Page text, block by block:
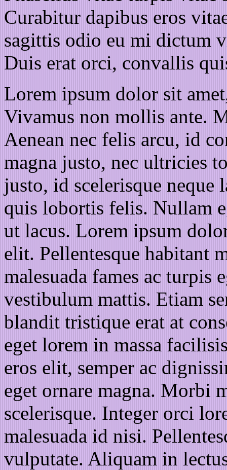
Curabitur dapibus eros
sagittis odio eu mi dictum
Duis erat orci, convallis
Lorem ipsum dolor sit
Vivamus non mollis ante.
Aenean nec felis arcu, id
magna justo, nec ultricies
justo, id scelerisque neque
quis lobortis felis. Nullam
ut lacus. Lorem ipsum
elit. Pellentesque habitant
malesuada fames ac turpis
vestibulum mattis. Etiam
blandit tristique erat at
eget lorem in massa
eros elit, semper ac
eget ornare magna. Morbi
scelerisque. Integer orci
malesuada id nisi.
vulputate. Aliquam in